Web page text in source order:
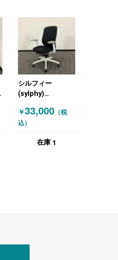
シルフィー
(sylphy)
カムラ
(OKAMURA) 肘付
ホワイト
￥33,000（税
込）
在庫 1